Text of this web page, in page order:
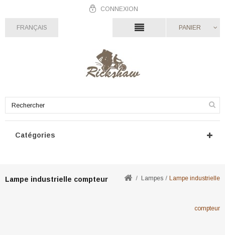
CONNEXION
FRANÇAIS PANIER
Catégories
Lampe industrielle compteur Lampes Lampe industrielle
compteur